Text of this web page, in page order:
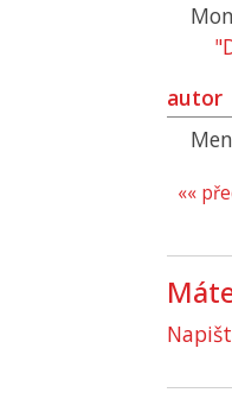
autor
««